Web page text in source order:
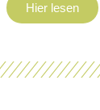
Hier lesen